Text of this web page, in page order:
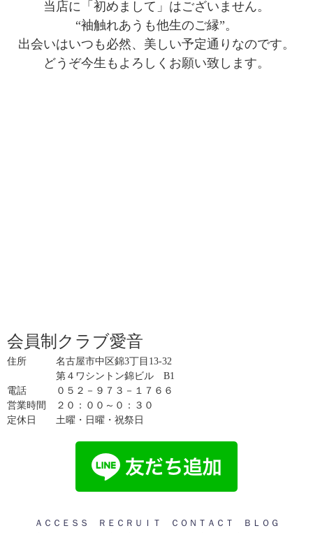
当店に「初めまして」はございません。
“袖触れあうも他生のご縁”。
出会いはいつも必然、美しい予定通りなのです。
どうぞ今生もよろしくお願い致します。
会員制クラブ愛音
住所 名古屋市中区錦3丁目13-32
第４ワシントン錦ビル B1
電話 ０５２－９７３－１７６６
営業時間 ２０：００～０：３０
定休日 土曜・日曜・祝祭日
ＡＣＣＥＳＳ ＲＥＣＲＵＩＴ ＣＯＮＴＡＣＴ
ＢＬＯＧ